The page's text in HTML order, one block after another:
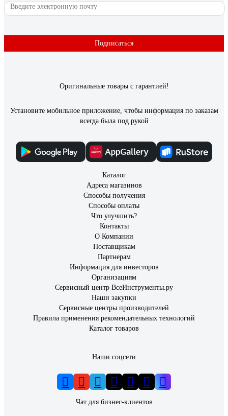
Подписаться
Оригинальные товары с гарантией!
Установите мобильное приложение, чтобы информация по заказам
всегда была под рукой
Каталог
Адреса магазинов
Способы получения
Способы оплаты
Что улучшить?
Контакты
О Компании
Поставщикам
Партнерам
Информация для инвесторов
Организациям
Сервисный центр ВсеИнструменты.ру
Наши закупки
Сервисные центры производителей
Правила применения рекомендательных технологий
Каталог товаров
Наши соцсети
Чат для бизнес-клиентов